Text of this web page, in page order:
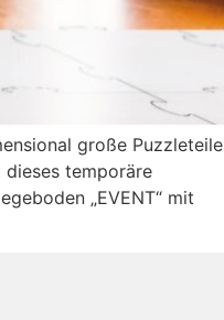
große Puzzleteile
dieses temporäre
„EVENT“ mit